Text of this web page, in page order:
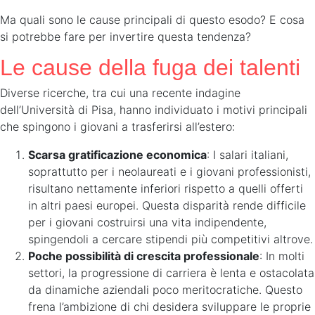
Ma quali sono le cause principali di questo esodo? E cosa
si potrebbe fare per invertire questa tendenza?
Le cause della fuga dei talenti
Diverse ricerche, tra cui una recente indagine
dell’Università di Pisa, hanno individuato i motivi principali
che spingono i giovani a trasferirsi all’estero:
Scarsa gratificazione economica: I salari italiani,
soprattutto per i neolaureati e i giovani professionisti,
risultano nettamente inferiori rispetto a quelli offerti
in altri paesi europei. Questa disparità rende difficile
per i giovani costruirsi una vita indipendente,
spingendoli a cercare stipendi più competitivi altrove.
Poche possibilità di crescita professionale: In molti
settori, la progressione di carriera è lenta e ostacolata
da dinamiche aziendali poco meritocratiche. Questo
frena l’ambizione di chi desidera sviluppare le proprie